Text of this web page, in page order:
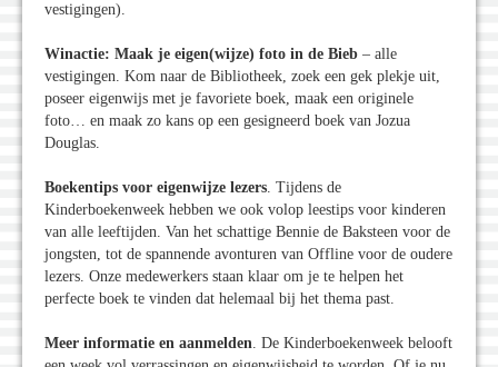
vestigingen).
Winactie: Maak je eigen(wijze) foto in de Bieb – alle
vestigingen. Kom naar de Bibliotheek, zoek een gek plekje uit,
poseer eigenwijs met je favoriete boek, maak een originele
foto… en maak zo kans op een gesigneerd boek van Jozua
Douglas.
Boekentips voor eigenwijze lezers. Tijdens de
Kinderboekenweek hebben we ook volop leestips voor kinderen
van alle leeftijden. Van het schattige Bennie de Baksteen voor de
jongsten, tot de spannende avonturen van Offline voor de oudere
lezers. Onze medewerkers staan klaar om je te helpen het
perfecte boek te vinden dat helemaal bij het thema past.
Meer informatie en aanmelden. De Kinderboekenweek belooft